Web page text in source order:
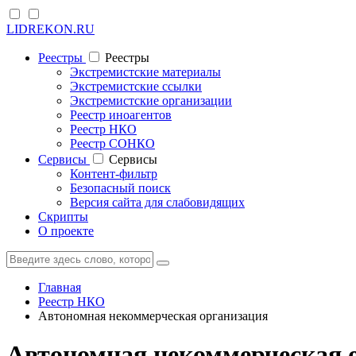
LIDREKON.RU
Реестры
Реестры
Экстремистские материалы
Экстремистские ссылки
Экстремистские организации
Реестр иноагентов
Реестр НКО
Реестр СОНКО
Cервисы
Cервисы
Контент-фильтр
Безопасный поиск
Версия сайта для слабовидящих
Скрипты
О проекте
Главная
Реестр НКО
Автономная некоммерческая организация